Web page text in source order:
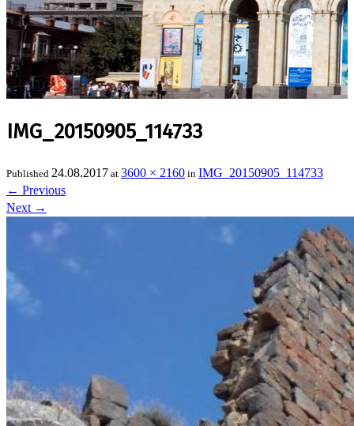
IMG_20150905_114733
Published 24.08.2017 at 3600 × 2160 in IMG_20150905_114733
← Previous
Next →